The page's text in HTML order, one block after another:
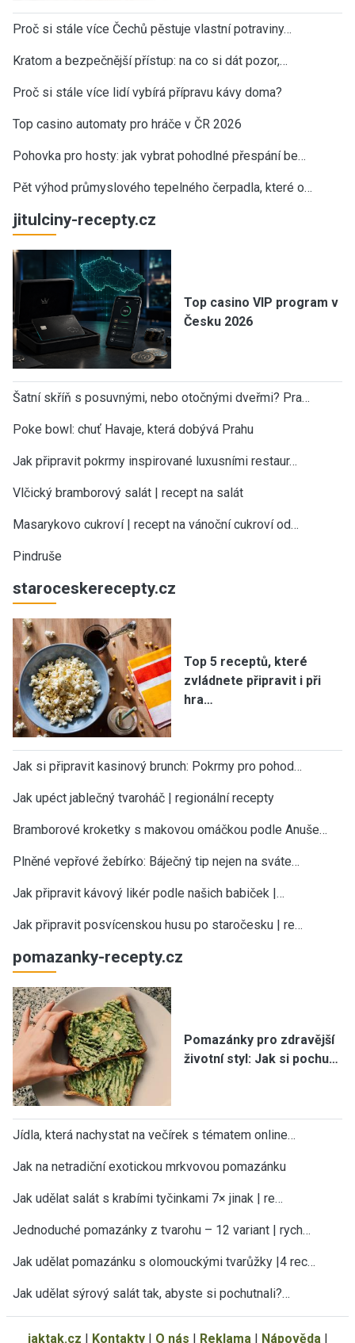
Proč si stále více Čechů pěstuje vlastní potraviny…
Kratom a bezpečnější přístup: na co si dát pozor,…
Proč si stále více lidí vybírá přípravu kávy doma?
Top casino automaty pro hráče v ČR 2026
Pohovka pro hosty: jak vybrat pohodlné přespání be…
Pět výhod průmyslového tepelného čerpadla, které o…
jitulciny-recepty.cz
Top casino VIP program v
Česku 2026
Šatní skříň s posuvnými, nebo otočnými dveřmi? Pra…
Poke bowl: chuť Havaje, která dobývá Prahu
Jak připravit pokrmy inspirované luxusními restaur…
Vlčický bramborový salát | recept na salát
Masarykovo cukroví | recept na vánoční cukroví od…
Pindruše
staroceskerecepty.cz
Top 5 receptů, které
zvládnete připravit i při
hra…
Jak si připravit kasinový brunch: Pokrmy pro pohod…
Jak upéct jablečný tvaroháč | regionální recepty
Bramborové kroketky s makovou omáčkou podle Anuše…
Plněné vepřové žebírko: Báječný tip nejen na sváte…
Jak připravit kávový likér podle našich babiček |…
Jak připravit posvícenskou husu po staročesku | re…
pomazanky-recepty.cz
Pomazánky pro zdravější
životní styl: Jak si pochu…
Jídla, která nachystat na večírek s tématem online…
Jak na netradiční exotickou mrkvovou pomazánku
Jak udělat salát s krabími tyčinkami 7× jinak | re…
Jednoduché pomazánky z tvarohu – 12 variant | rych…
Jak udělat pomazánku s olomouckými tvarůžky |4 rec…
Jak udělat sýrový salát tak, abyste si pochutnali?…
jaktak.cz | Kontakty| O nás | Reklama | Nápověda |